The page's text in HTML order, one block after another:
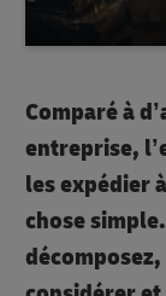
Comparé à
entreprise,
les expédier
chose